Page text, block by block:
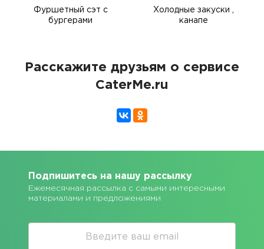
Фуршетный сэт с
бургерами
Холодные закуски ,
канапе
Расскажите друзьям о сервисе
CaterMe.ru
Подпишитесь на нашу рассылку
Ежемесячная рассылка с самыми интересными
материалами и предложениями